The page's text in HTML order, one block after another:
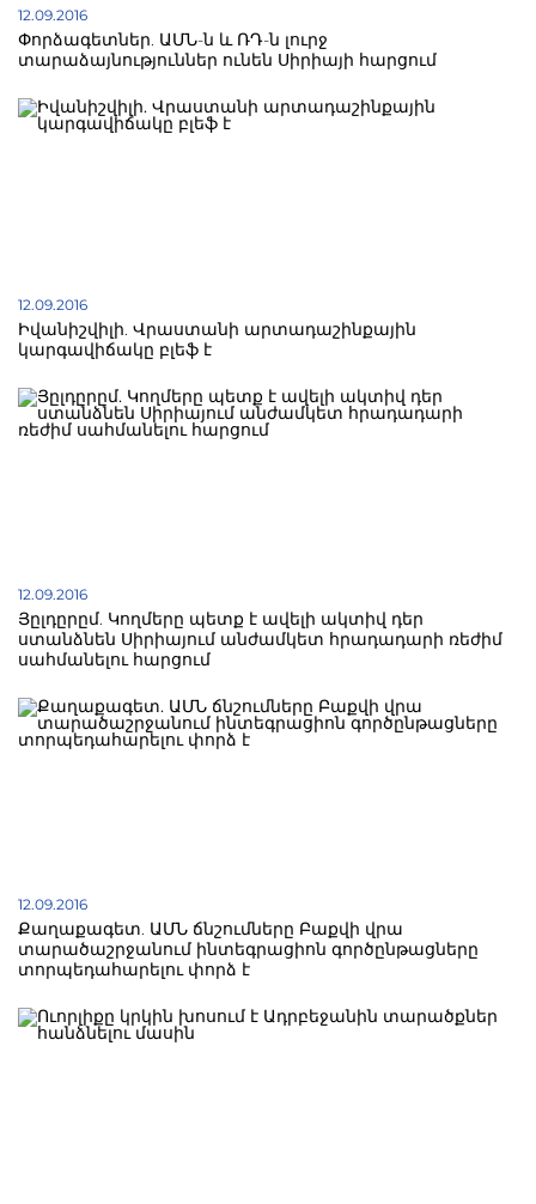
12.09.2016
Փորձագետներ. ԱՄՆ-ն և ՌԴ-ն լուրջ
տարաձայնություններ ունեն Սիրիայի հարցում
12.09.2016
Իվանիշվիլի. Վրաստանի արտադաշինքային
կարգավիճակը բլեֆ է
12.09.2016
Յըլդըրըմ. Կողմերը պետք է ավելի ակտիվ դեր
ստանձնեն Սիրիայում անժամկետ հրադադարի ռեժիմ
սահմանելու հարցում
12.09.2016
Քաղաքագետ. ԱՄՆ ճնշումները Բաքվի վրա
տարածաշրջանում ինտեգրացիոն գործընթացները
տորպեդահարելու փորձ է